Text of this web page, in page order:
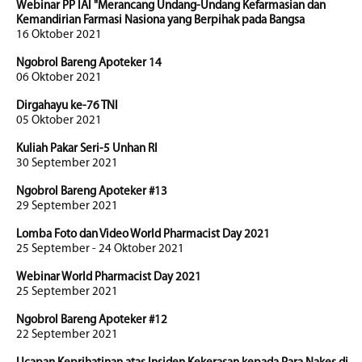
Webinar PP IAI "Merancang Undang-Undang Kefarmasian dan
Kemandirian Farmasi Nasiona yang Berpihak pada Bangsa
16 Oktober 2021
Ngobrol Bareng Apoteker 14
06 Oktober 2021
Dirgahayu ke-76 TNI
05 Oktober 2021
Kuliah Pakar Seri-5 Unhan RI
30 September 2021
Ngobrol Bareng Apoteker #13
29 September 2021
Lomba Foto dan Video World Pharmacist Day 2021
25 September - 24 Oktober 2021
Webinar World Pharmacist Day 2021
25 September 2021
Ngobrol Bareng Apoteker #12
22 September 2021